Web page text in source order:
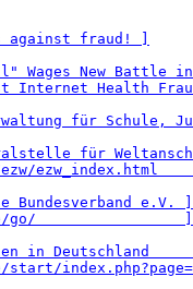
against fraud! ]
Wages New Battle
Internet Health
für Schule,
für
ezw/
Bundesverband e.V. ]
go/                 ]
in
start/